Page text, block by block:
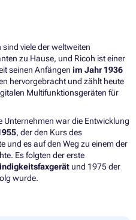
sind viele der weltweiten
zu Hause, und Ricoh ist einer
seinen Anfängen im Jahr 1936
hervorgebracht und zählt heute
Multifunktionsgeräten für
Unternehmen war die Entwicklung
, der den Kurs des
und es auf den Weg zu einem der
Es folgten der erste
und 1975 der
wurde.